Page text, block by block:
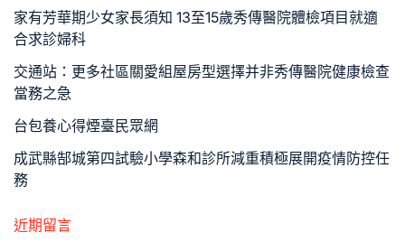
家有芳華期少女家長須知 13至15歲秀傳醫院體檢項目就適
合求診婦科
交通站：更多社區關愛組屋房型選擇并非秀傳醫院健康檢查
當務之急
台包養心得煙臺民眾網
成武縣郜城第四試驗小學森和診所減重積極展開疫情防控任
務
近期留言